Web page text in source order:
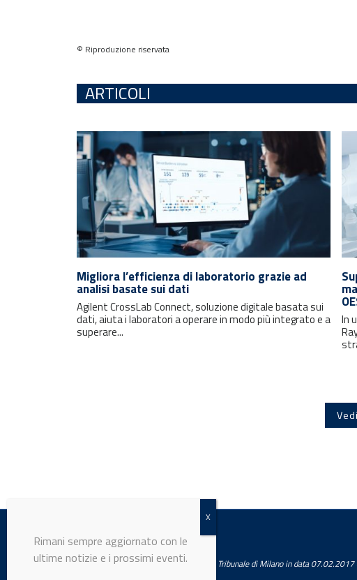
© Riproduzione riservata
ARTICOLI
Migliora l’efficienza di laboratorio grazie ad
analisi basate sui dati
Agilent CrossLab Connect, soluzione digitale basata sui
dati, aiuta i laboratori a operare in modo più integrato e a
superare...
In
LabWorld
Testata giornalistica registrata presso il Tribunale di Milano in data